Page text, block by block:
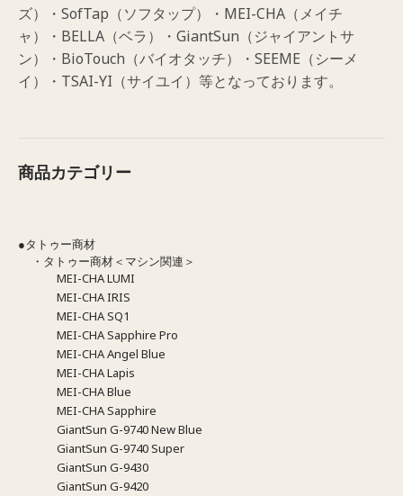
ズ）・SofTap（ソフタップ）・MEI-CHA（メイチ
ャ）・BELLA（ベラ）・GiantSun（ジャイアントサ
ン）・BioTouch（バイオタッチ）・SEEME（シーメ
イ）・TSAI-YI（サイユイ）等となっております。
商品カテゴリー
●タトゥー商材
・タトゥー商材＜マシン関連＞
MEI-CHA LUMI
MEI-CHA IRIS
MEI-CHA SQ1
MEI-CHA Sapphire Pro
MEI-CHA Angel Blue
MEI-CHA Lapis
MEI-CHA Blue
MEI-CHA Sapphire
GiantSun G-9740 New Blue
GiantSun G-9740 Super
GiantSun G-9430
GiantSun G-9420